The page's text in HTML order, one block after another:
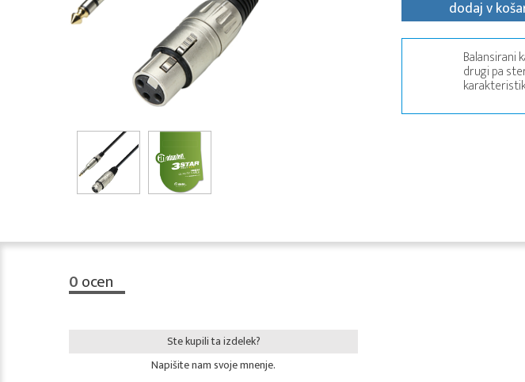
dodaj v
Balansirani
drugi pa
0ocen
Ste kupili ta izdelek?
Napišite nam svoje mnenje.